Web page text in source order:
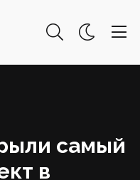
самый
в